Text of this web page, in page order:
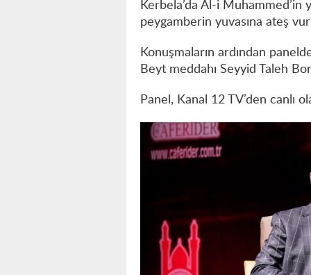
Kerbela’da Al-i
peygamberin yuvasına ateş
Konuşmaların ardından
Beyt meddahı Seyyid Taleh
Panel, Kanal 12 TV’den canlı